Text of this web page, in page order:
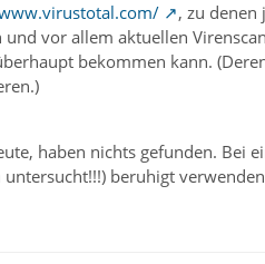
, zu
vor allem aktuellen
bekommen kann.
haben nichts gefunden. Bei
beruhigt